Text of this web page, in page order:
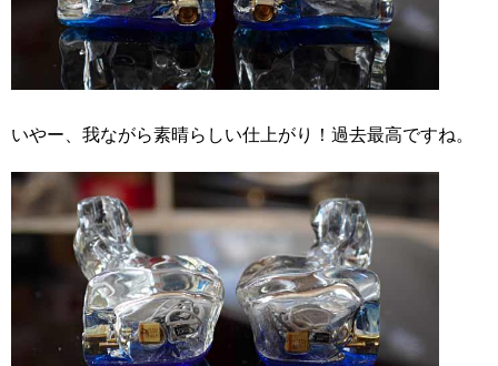
いやー、我ながら素晴らしい仕上がり！過去最高ですね。